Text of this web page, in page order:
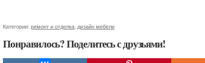
Категории: ремонт и отделка дизайн мебели
Понравилось? Поделитесь с друзьями!